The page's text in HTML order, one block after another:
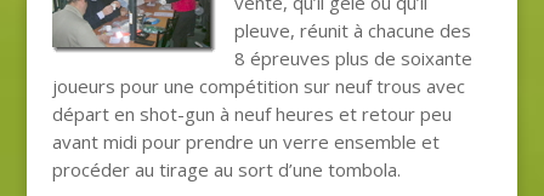
pleuve, réunit à chacune des
8 épreuves plus de soixante
joueurs pour une compétition sur neuf trous avec
départ en shot-gun à neuf heures et retour peu
avant midi pour prendre un verre ensemble et
procéder au tirage au sort d’une tombola.